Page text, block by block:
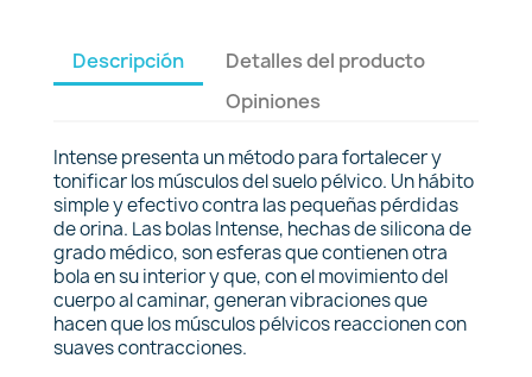
Descripción
Detalles del producto
Opiniones
Intense presenta un método para fortalecer y
tonificar los músculos del suelo pélvico. Un hábito
simple y efectivo contra las pequeñas pérdidas
de orina. Las bolas Intense, hechas de silicona de
grado médico, son esferas que contienen otra
bola en su interior y que, con el movimiento del
cuerpo al caminar, generan vibraciones que
hacen que los músculos pélvicos reaccionen con
suaves contracciones.